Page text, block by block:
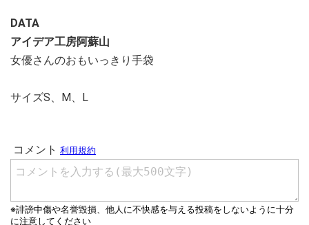
DATA
アイデア工房阿蘇山
女優さんのおもいっきり手袋
サイズS、M、L